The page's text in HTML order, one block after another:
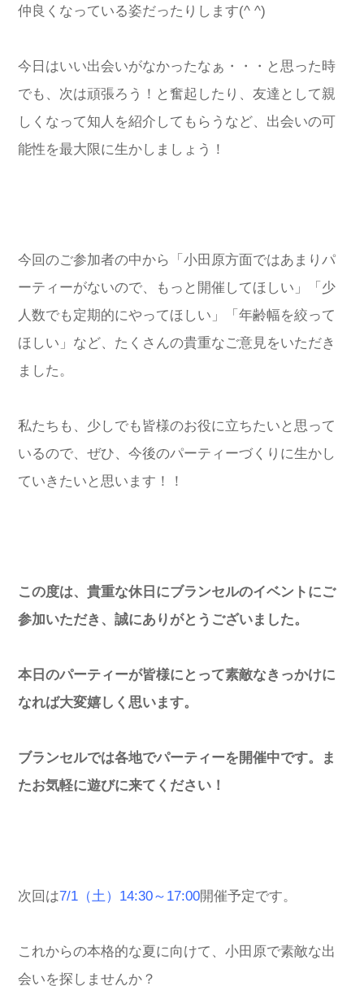
仲良くなっている姿だったりします(^ ^)
今日はいい出会いがなかったなぁ・・・と思った時
でも、次は頑張ろう！と奮起したり、友達として親
しくなって知人を紹介してもらうなど、出会いの可
能性を最大限に生かしましょう！
今回のご参加者の中から「小田原方面ではあまりパ
ーティーがないので、もっと開催してほしい」「少
人数でも定期的にやってほしい」「年齢幅を絞って
ほしい」など、たくさんの貴重なご意見をいただき
ました。
私たちも、少しでも皆様のお役に立ちたいと思って
いるので、ぜひ、今後のパーティーづくりに生かし
ていきたいと思います！！
この度は、貴重な休日にブランセルのイベントにご
参加いただき、誠にありがとうございました。
本日のパーティーが皆様にとって素敵なきっかけに
なれば大変嬉しく思います。
ブランセルでは各地でパーティーを開催中です。ま
たお気軽に遊びに来てください！
次回は7/1（土）14:30～17:00開催予定です。
これからの本格的な夏に向けて、小田原で素敵な出
会いを探しませんか？